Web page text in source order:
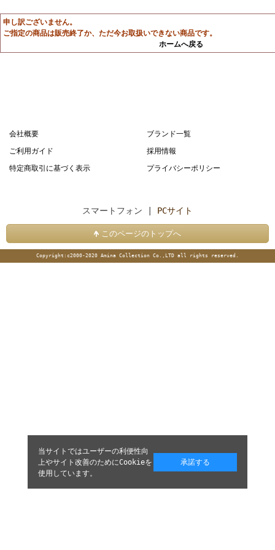
申し訳ございません。
ご指定の商品は販売終了か、ただ今お取扱いできない商品です。
ホームへ戻る
会社概要
ブランド一覧
ご利用ガイド
採用情報
特定商取引に基づく表示
プライバシーポリシー
スマートフォン | PCサイト
このページのトップへ
Copyright:c2000-2020 Amina Collection Co.,LTD all rights reserved.
当サイトではユーザーの利便性向
上やサイト改善のためにCookieを
使用しています。
承諾する